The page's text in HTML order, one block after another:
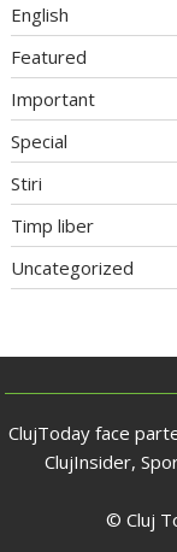
English
Featured
Important
Special
Stiri
Timp liber
Uncategorized
ClujToday face
ClujInsider,
© Cluj